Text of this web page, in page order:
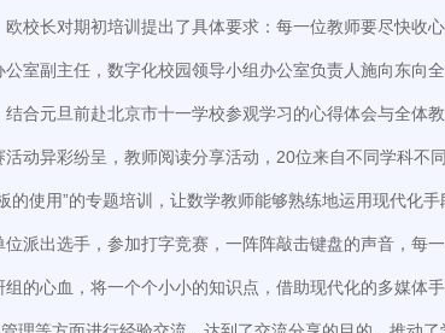
校长对期初培训提出了具体要求：每一位教师要尽快
公室副主任，数字化校园领导小组办公室负责人施向东
合元旦前赴北京市十一学校参观学习的心得体会与全体
活动异彩纷呈，教师阅读分享活动，20位来自不同学科
的使用”的专题培训，让数学教师能够熟练地运用现代化
派出选手，参加打字竞赛，一阵阵敲击键盘的声音，
的心血，将一个个小小的知识点，借助现代化的多媒